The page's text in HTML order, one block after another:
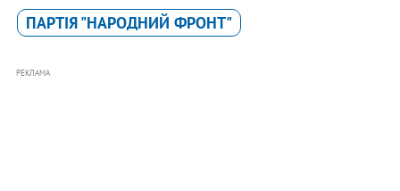
ПАРТІЯ "НАРОДНИЙ ФРОНТ"
РЕКЛАМА